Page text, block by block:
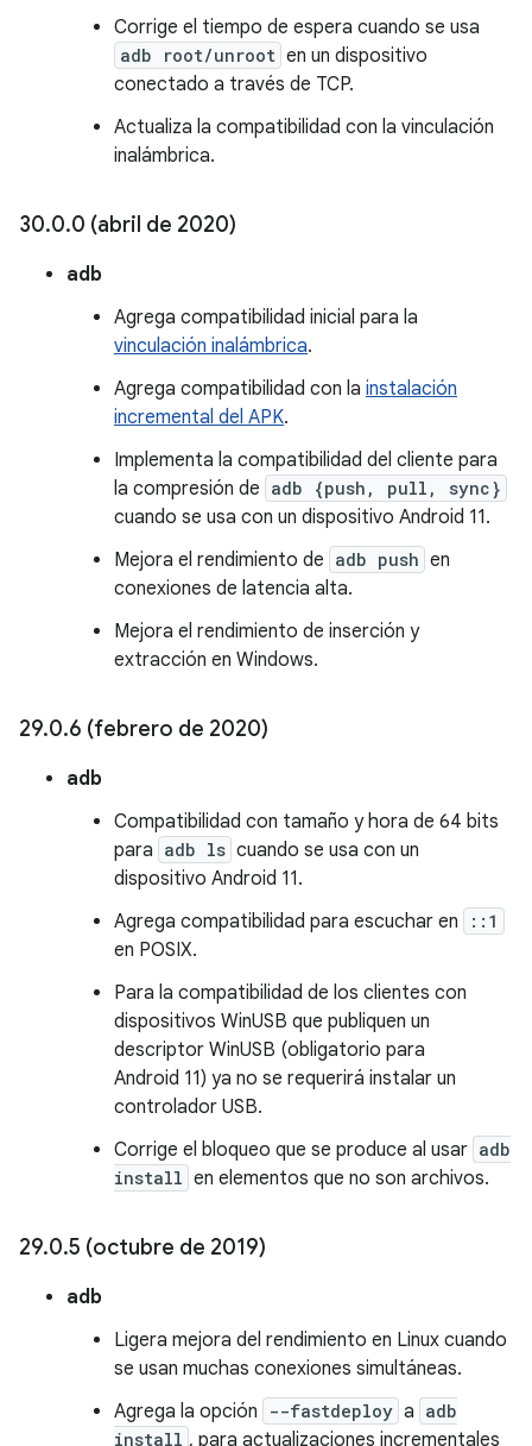
Corrige el tiempo de espera cuando se usa
adb root/unroot en un dispositivo
conectado a través de TCP.
Actualiza la compatibilidad con la vinculación
inalámbrica.
30.0.0 (abril de 2020)
adb
Agrega compatibilidad inicial para la
vinculación inalámbrica.
Agrega compatibilidad con la instalación
incremental del APK.
Implementa la compatibilidad del cliente para
la compresión de adb {push, pull, sync}
cuando se usa con un dispositivo Android 11.
Mejora el rendimiento de adb push en
conexiones de latencia alta.
Mejora el rendimiento de inserción y
extracción en Windows.
29.0.6 (febrero de 2020)
adb
Compatibilidad con tamaño y hora de 64 bits
para adb ls cuando se usa con un
dispositivo Android 11.
Agrega compatibilidad para escuchar en
::1
en POSIX.
Para la compatibilidad de los clientes con
dispositivos WinUSB que publiquen un
descriptor WinUSB (obligatorio para
Android 11) ya no se requerirá instalar un
controlador USB.
Corrige el bloqueo que se produce al usar adb
install en elementos que no son archivos.
29.0.5 (octubre de 2019)
adb
Ligera mejora del rendimiento en Linux cuando
se usan muchas conexiones simultáneas.
Agrega la opción
--fastdeploy a adb
install , para actualizaciones incrementales